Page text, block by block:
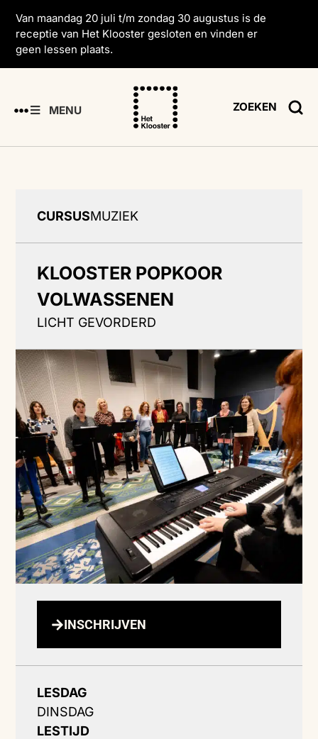
Van maandag 20 juli t/m zondag 30 augustus is de
receptie van Het Klooster gesloten en vinden er
geen lessen plaats.
MENU ZOEKEN
CURSUSMUZIEK
KLOOSTER POPKOOR
VOLWASSENEN
LICHT GEVORDERD
INSCHRIJVEN
LESDAG
DINSDAG
LESTIJD